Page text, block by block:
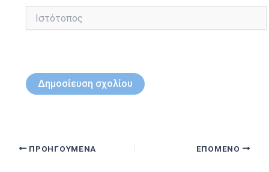
Ιστότοπος
ΠΡΟΗΓΟΎΜΕΝΑ ΕΠΌΜΕΝΟ